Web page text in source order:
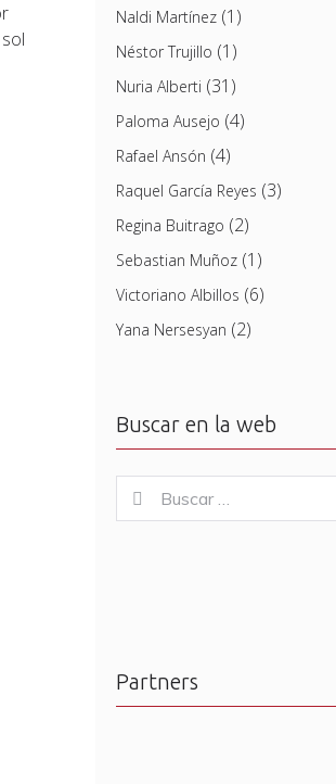
Naldi Martínez(1)
Néstor Trujillo (1)
Nuria Alberti (31)
Paloma Ausejo (4)
Rafael Ansón (4)
Raquel García Reyes (3)
Regina Buitrago (2)
Sebastian Muñoz(1)
Victoriano Albillos (6)
Yana Nersesyan (2)
Buscar en la web
for:
Buscar
Partners